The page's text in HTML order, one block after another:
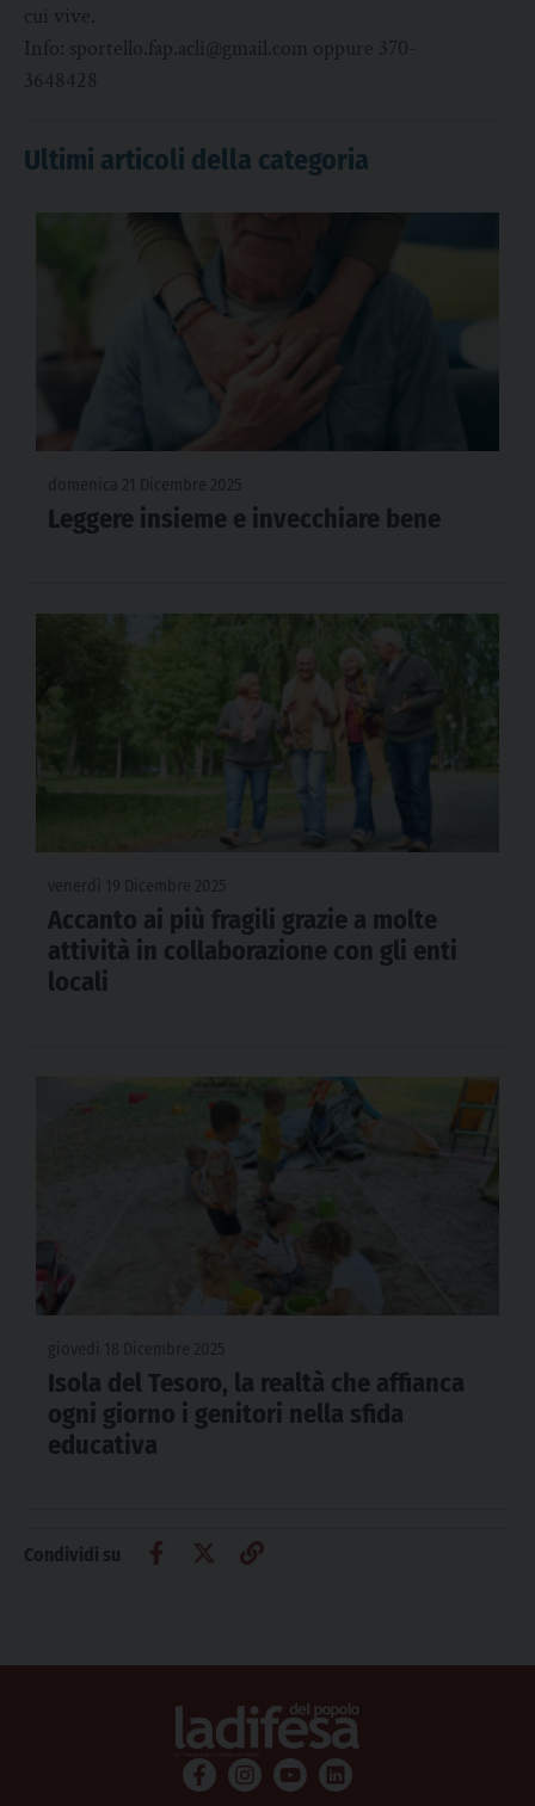
cui vive.
Info: sportello.fap.acli@gmail.com oppure 370-
3648428
Ultimi articoli della categoria
Leggere insieme e invecchiare bene
Accanto ai più fragili grazie a molte
attività in collaborazione con gli enti
locali
Isola del Tesoro, la realtà che affianca
ogni giorno i genitori nella sfida
educativa
Condividi su